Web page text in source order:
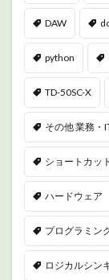
DAW
python
TD-50SC-X
その他 業務・
ショートカット
ハードウェア
プログラミン
ロジカルシン